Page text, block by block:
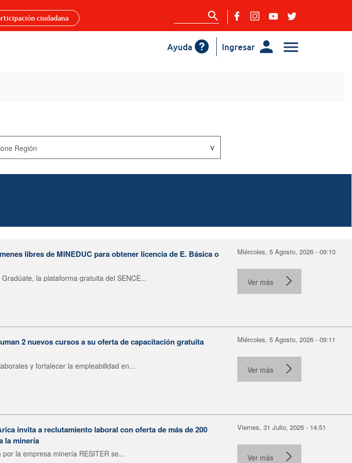
ciudadana
Ingresar
Ayuda
libres de MINEDUC para obtener licencia de E. Básica o
la plataforma gratuita del SENCE...
Miércoles, 5 Agosto, 2026 - 09:10
Ver más
2 nuevos cursos a su oferta de capacitación gratuita
y fortalecer la empleabilidad en...
Miércoles, 5 Agosto, 2026 - 09:11
Ver más
invita a reclutamiento laboral con oferta de más de 200
la minería
la empresa minería RESITER se...
Viernes, 31 Julio, 2026 - 14:51
Ver más